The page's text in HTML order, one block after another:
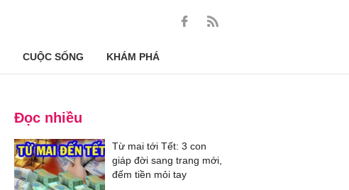
CUỘC SỐNG KHÁM PHÁ
Đọc nhiều
Từ mai tới Tết: 3 con
giáp đời sang trang mới,
đếm tiền mỏi tay